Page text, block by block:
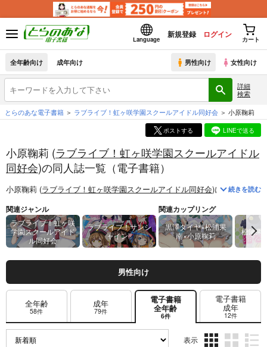
Language
新規登録 ログイン
カート
全年齢向け 成年向け 男性向け 女性向け
詳細
検索
とらのあな電子書籍 ラブライブ！虹ヶ咲学園スクールアイドル同好会 小原鞠莉
ポストする LINEで送る
小原鞠莉 (ラブライブ！虹ヶ咲学園スクールアイドル
同好会)の同人誌一覧（電子書籍）
小原鞠莉 (ラブライブ！虹ヶ咲学園スクールアイドル同好会)に関する電子
続きを読む
関連ジャンル
ラブライブ！虹ヶ咲
学園スクールアイド
ル同好会
ラブライブ！サンシ
ャイン!!
関連カップリング
黒澤ダイヤ×松浦果
南×小原鞠莉
松浦果
男性向け
全年齢
58件
成年
79件
電子書籍
全年齢
6件
電子書籍
成年
12件
表示